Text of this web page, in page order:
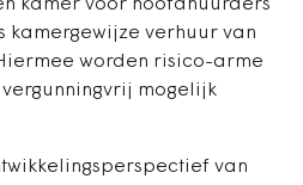
kamer voor hoofdhuurders
kamergewijze verhuur van
worden risico-arme
mogelijk
van